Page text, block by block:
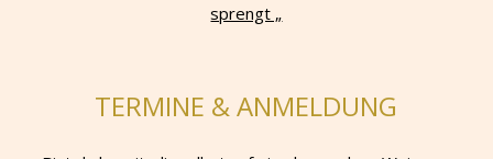
sprengt „
TERMINE & ANMELDUNG